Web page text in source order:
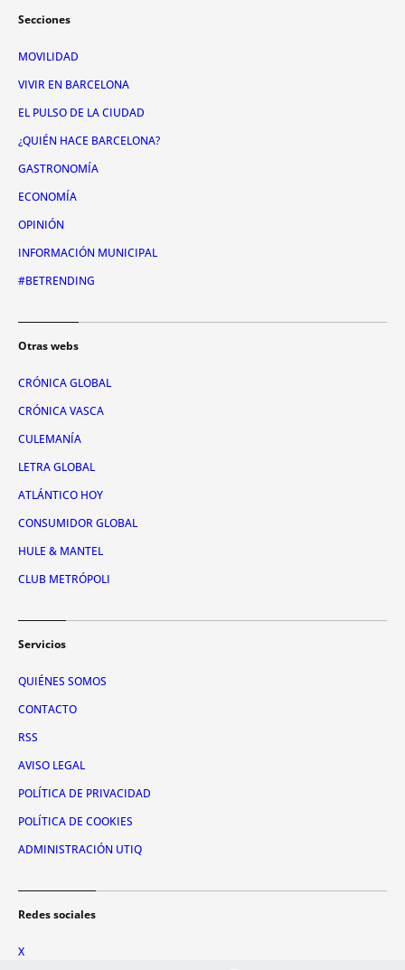
Secciones
MOVILIDAD
VIVIR EN BARCELONA
EL PULSO DE LA CIUDAD
¿QUIÉN HACE BARCELONA?
GASTRONOMÍA
ECONOMÍA
OPINIÓN
INFORMACIÓN MUNICIPAL
#BETRENDING
Otras webs
CRÓNICA GLOBAL
CRÓNICA VASCA
CULEMANÍA
LETRA GLOBAL
ATLÁNTICO HOY
CONSUMIDOR GLOBAL
HULE & MANTEL
CLUB METRÓPOLI
Servicios
QUIÉNES SOMOS
CONTACTO
RSS
AVISO LEGAL
POLÍTICA DE PRIVACIDAD
POLÍTICA DE COOKIES
ADMINISTRACIÓN UTIQ
Redes sociales
X